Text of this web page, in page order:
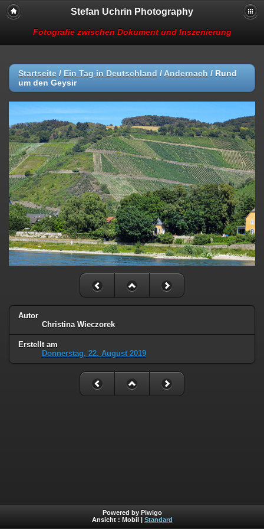
Stefan Uchrin Photography
Fotografie zwischen Dokument und Inszenierung
Startseite / Ein Tag in Deutschland / Andernach / Rund
um den Geysir
Autor
Christina Wieczorek
Erstellt am
Donnerstag, 22. August 2019
Powered by Piwigo
Ansicht : Mobil Standard